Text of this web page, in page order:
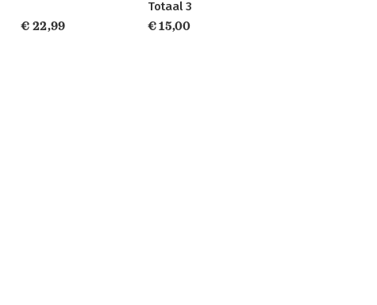
€ 22,99
Totaal 3
€ 15,00